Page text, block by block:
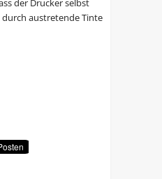
der Drucker selbst
austretende Tinte